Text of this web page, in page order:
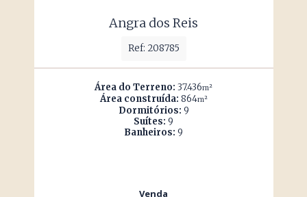
Angra dos Reis
Ref: 208785
Área do Terreno: 37.436m²
Área construída: 864m²
Dormitórios: 9
Suítes: 9
Banheiros: 9
Venda